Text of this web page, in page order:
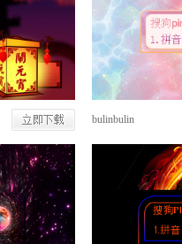
bulinbulin